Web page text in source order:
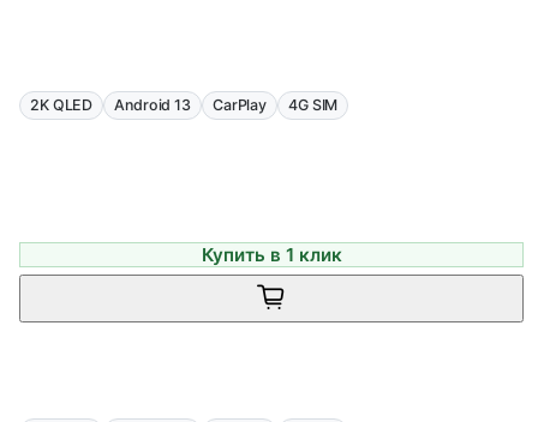
2K QLED Android 13 CarPlay 4G SIM
Купить в 1 клик